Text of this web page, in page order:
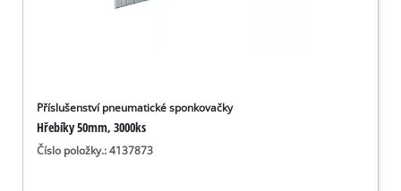
Příslušenství pneumatické sponkovačky
Hřebíky 50mm, 3000ks
Číslo položky.: 4137873